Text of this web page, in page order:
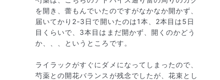
を開き、蕾もんでいたのですがなかなか開かず、
届いてかり2-3日で開いたのは1本、2本目は5日
目くらいで、3本目はまだ開かず、開くのかどう
か、、、というところです。
ライラックがすぐにダメになってしまったので、
芍薬との開花バランスが残念でしたが、花束とし